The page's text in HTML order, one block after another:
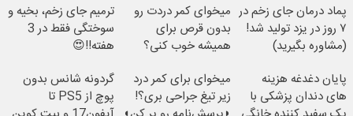
پماد درمان جای زخم در
۷ روز در یزد تولید شد!
(مشاوره بگیرید)
میخوای کمر دردت رو
بدون قرص برای
همیشه خوب کنی؟
کن)
ترمیم جای زخم، بخیه و
سوختگی فقط در 3
هفته!!😍
پایان دغدغه هزینه
های دندان پزشکی با
میخوای برای کمر درد
زیر تیغ جراحی بری؟!
گردونه شانس بدون
پوچ از PS5 تا